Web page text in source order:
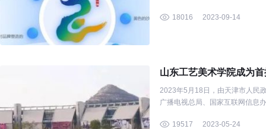
18016 2023-09-14
山东工艺美术学院成为
2023年5月18日，由天津市人民
广播电视总局、国家互联网信息
19517
2023-05-24